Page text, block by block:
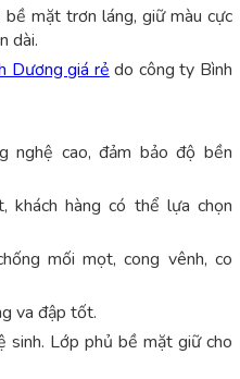
bề mặt trơn láng, giữ màu cực
dài.
Dương giá rẻ do công ty Bình
nghệ cao, đảm bảo độ bền
khách hàng có thể lựa chọn
mối mọt, cong vênh, co
va đập tốt.
sinh. Lớp phủ bề mặt giữ cho